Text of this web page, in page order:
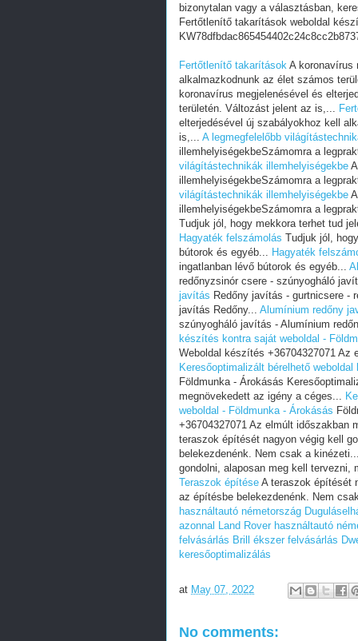
bizonytalan vagy a választásban,
Fertőtlenítő takarítások weboldal
Fertőtlenítő takarítások A koronavírus
alkalmazkodnunk az élet számos
koronavírus megjelenésével és
területén. Változást jelent az is,...
elterjedésével új szabályokhoz kell
is,... A legmegfelelőbb
illemhelyiségekbeSzámomra a
világítástechnikák illemhelyiségekbe
illemhelyiségekbeSzámomra a
világítástechnikák illemhelyiségekbe
illemhelyiségekbeSzámomra a
Tudjuk jól, hogy mekkora terhet tud
Hagyaték felszámolás Tudjuk jól,
bútorok és egyéb... Hagyaték
ingatlanban lévő bútorok és egyéb...
redőnyzsinór csere - szúnyogháló
javítás Redőny javítás - gurtnicsere -
javítás Redőny... Alumínium redőny
szúnyogháló javítás - Alumínium
készítés kontra saját weboldal -
Weboldal készítés +36704327071 Az
Keresőoptimalizált bérelhető
Földmunka - Árokásás
megnövekedett az igény a céges...
weboldal - Földmunka - Árokásás
+36704327071 Az elmúlt időszakban
teraszok építését nagyon végig kell
belekezdenénk. Nem csak a kinézeti...
gondolni, alaposan meg kell
Teraszok építése A teraszok építését
az építésbe belekezdenénk. Nem
használtautó németország
azonnal Land Rover használtautó
felvásárlás Brill ékszer felvásárlás
keresőoptimalizálás
at May 07, 2022
No comments: